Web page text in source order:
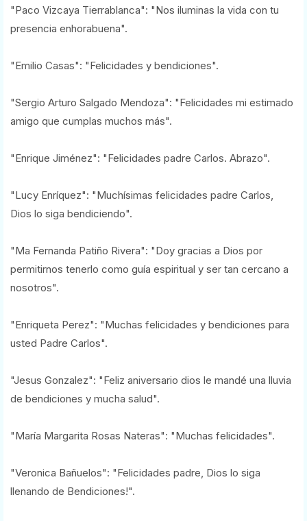
"Paco Vizcaya Tierrablanca": "Nos iluminas la vida con tu
presencia enhorabuena".
"Emilio Casas": "Felicidades y bendiciones".
"Sergio Arturo Salgado Mendoza": "Felicidades mi estimado
amigo que cumplas muchos más".
"Enrique Jiménez": "Felicidades padre Carlos. Abrazo".
"Lucy Enríquez": "Muchísimas felicidades padre Carlos,
Dios lo siga bendiciendo".
"Ma Fernanda Patiño Rivera": "Doy gracias a Dios por
permitirnos tenerlo como guía espiritual y ser tan cercano a
nosotros".
"Enriqueta Perez": "Muchas felicidades y bendiciones para
usted Padre Carlos".
"Jesus Gonzalez": "Feliz aniversario dios le mandé una lluvia
de bendiciones y mucha salud".
"María Margarita Rosas Nateras": "Muchas felicidades".
"Veronica Bañuelos": "Felicidades padre, Dios lo siga
llenando de Bendiciones!".